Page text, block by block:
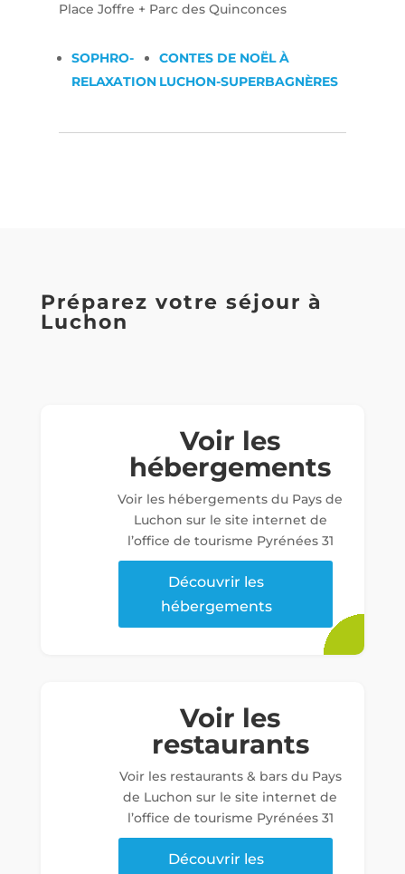
Place Joffre + Parc des Quinconces
SOPHRO-
RELAXATION
CONTES DE NOËL À
LUCHON-SUPERBAGNÈRES
Préparez votre séjour à
Luchon
Voir les
hébergements
Voir les hébergements du Pays de
Luchon sur le site internet de
l’office de tourisme Pyrénées 31
Découvrir les
hébergements
Voir les
restaurants
Voir les restaurants & bars du Pays
de Luchon sur le site internet de
l’office de tourisme Pyrénées 31
Découvrir les